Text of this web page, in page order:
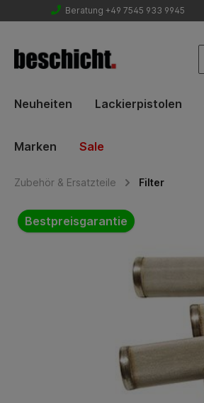
Beratung +49 7545 933 9945
Neuheiten Lackierpistolen
Marken Sale
Zubehör & Ersatzteile Filter
Bildergalerie überspringen
Bestpreisgarantie